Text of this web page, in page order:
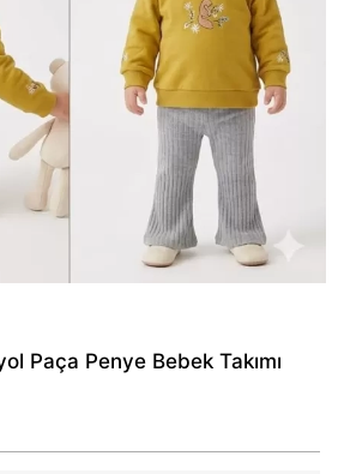
Paça Penye Bebek Takımı